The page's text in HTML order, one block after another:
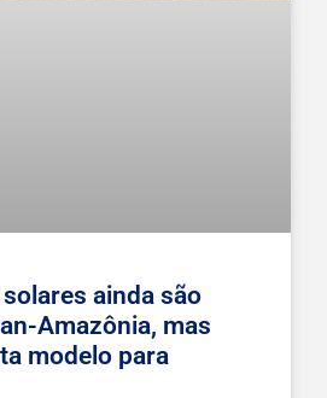
ainda são
Amazônia, mas
modelo para